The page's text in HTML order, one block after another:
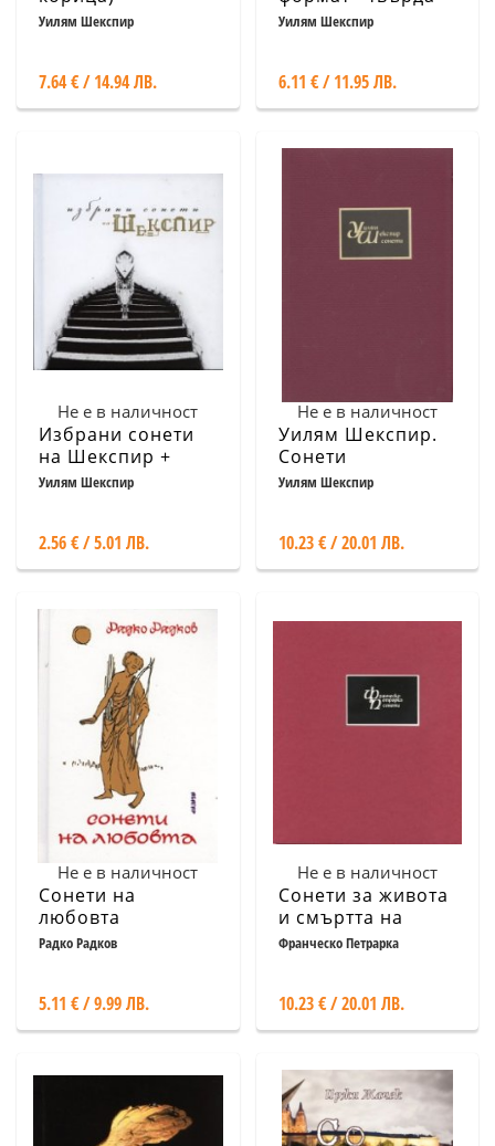
Уилям Шекспир
7.64 € / 14.94 ЛВ.
корица)
Уилям Шекспир
6.11 € / 11.95 ЛВ.
Не е в наличност
Избрани сонети
на Шекспир +
Аудиодиск
Уилям Шекспир
2.56 € / 5.01 ЛВ.
Не е в наличност
Уилям Шекспир.
Сонети
Уилям Шекспир
10.23 € / 20.01 ЛВ.
Не е в наличност
Сонети на
любовта
Радко Радков
5.11 € / 9.99 ЛВ.
Не е в наличност
Сонети за живота
и смъртта на
Мадона Лаура
Франческо Петрарка
10.23 € / 20.01 ЛВ.